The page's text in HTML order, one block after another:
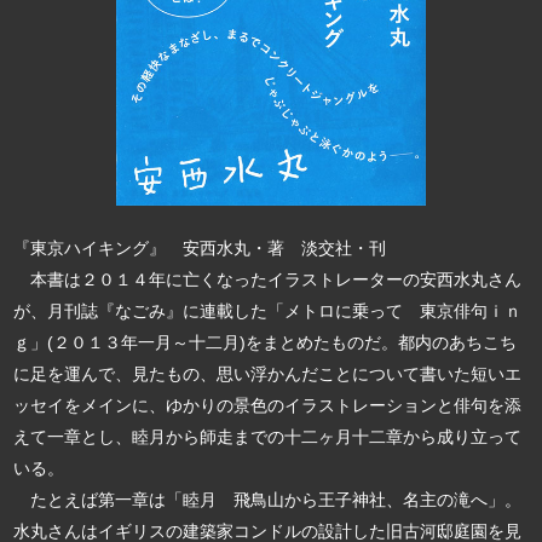
『東京ハイキング』 安西水丸・著 淡交社・刊
本書は２０１４年に亡くなったイラストレーターの安西水丸さん
が、月刊誌『なごみ』に連載した「メトロに乗って 東京俳句ｉｎ
ｇ」(２０１３年一月～十二月)をまとめたものだ。都内のあちこち
に足を運んで、見たもの、思い浮かんだことについて書いた短いエ
ッセイをメインに、ゆかりの景色のイラストレーションと俳句を添
えて一章とし、睦月から師走までの十二ヶ月十二章から成り立って
いる。
たとえば第一章は「睦月 飛鳥山から王子神社、名主の滝へ」。
水丸さんはイギリスの建築家コンドルの設計した旧古河邸庭園を見